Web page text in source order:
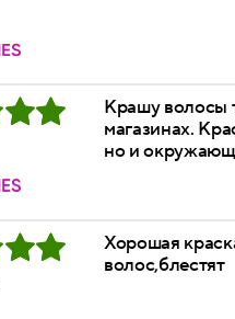
Крашу волосы
магазинах.
но и
Хорошая
волос,блестят